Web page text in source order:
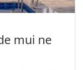
mui ne